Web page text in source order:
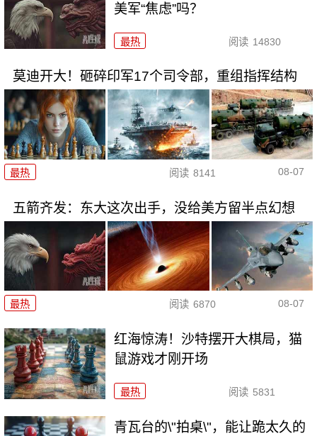
美军“焦虑”吗？
最热 阅读 14830
莫迪开大！砸碎印军17个司令部，重组指挥结构
最热 阅读 8141 08-07
五箭齐发：东大这次出手，没给美方留半点幻想
最热 阅读 6870 08-07
红海惊涛！沙特摆开大棋局，猫
鼠游戏才刚开场
最热 阅读 5831
青瓦台的\"拍桌\"，能让跪太久的